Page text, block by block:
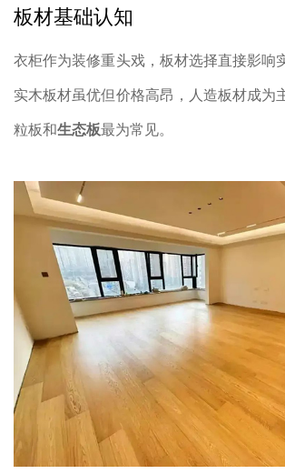
板材基础认知
衣柜作为装修重头戏，板材选择直接影响
实木板材虽优但价格高昂，人造板材成为
粒板和生态板最为常见。